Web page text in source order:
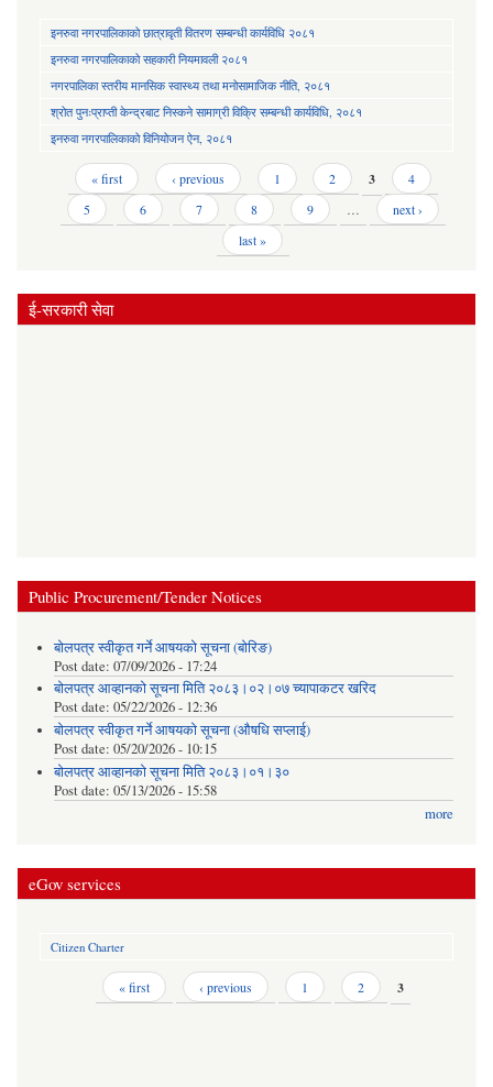
इनरुवा नगरपालिकाको छात्रावृती वितरण सम्बन्धी कार्यविधि २०८१
इनरुवा नगरपालिकाको सहकारी नियमावली २०८१
नगरपालिका स्तरीय मानसिक स्वास्थ्य तथा मनोसामाजिक नीति, २०८१
श्रोत पुनःप्राप्ती केन्द्रबाट निस्कने सामाग्री विक्रि सम्बन्धी कार्यविधि, २०८१
इनरुवा नगरपालिकाको विनियोजन ऐन, २०८१
Pages « first ‹ previous 1 2 3
4
5
6 7 8 9 …
next ›
last »
ई-सरकारी सेवा
Public Procurement/Tender Notices
बोलपत्र स्वीकृत गर्ने आषयको सूचना (बोरिङ)
Post date: 07/09/2026 - 17:24
बोलपत्र आव्हानको सूचना मिति २०८३।०२।०७ च्यापाकटर खरिद
Post date: 05/22/2026 - 12:36
बोलपत्र स्वीकृत गर्ने आषयको सूचना (औषधि सप्लाई)
Post date: 05/20/2026 - 10:15
बोलपत्र आव्हानको सूचना मिति २०८३।०१।३०
Post date: 05/13/2026 - 15:58
more
eGov services
Citizen Charter
« first ‹ previous 1 2 3